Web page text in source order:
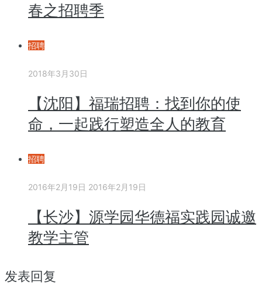
春之招聘季
招聘
2018年3月30日
【沈阳】福瑞招聘：找到你的使
命，一起践行塑造全人的教育
招聘
2016年2月19日 2016年2月19日
【长沙】源学园华德福实践园诚邀
教学主管
发表回复